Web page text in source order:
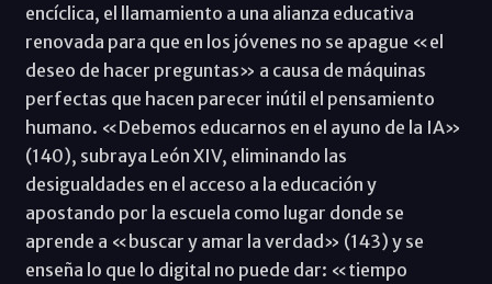
encíclica, el llamamiento a una alianza educativa
renovada para que en los jóvenes no se apague «el
deseo de hacer preguntas» a causa de máquinas
perfectas que hacen parecer inútil el pensamiento
humano. «Debemos educarnos en el ayuno de la IA»
(140), subraya León XIV, eliminando las
desigualdades en el acceso a la educación y
apostando por la escuela como lugar donde se
aprende a «buscar y amar la verdad» (143) y se
enseña lo que lo digital no puede dar: «tiempo